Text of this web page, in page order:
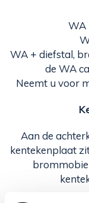
WA
WA + diefstal,
de WA
Neemt u voor
Aan de
kentekenplaat